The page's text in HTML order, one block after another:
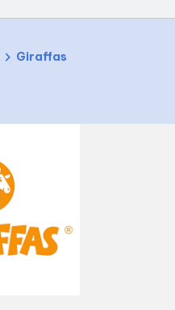
chevron_right Giraffas